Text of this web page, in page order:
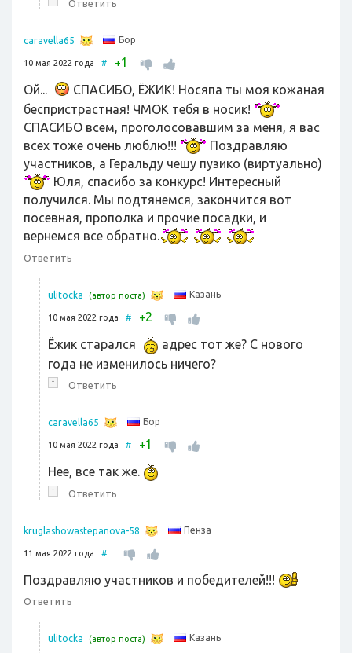
Ответить
caravella65 Бор
10 мая 2022 года # +1
Ой...
СПАСИБО, ЁЖИК! Носяпа ты моя кожаная
беспристрастная! ЧМОК тебя в носик!
СПАСИБО всем, проголосовавшим за меня, я вас
всех тоже очень люблю!!!
Поздравляю
участников, а Геральду чешу пузико (виртуально)
Юля, спасибо за конкурс! Интересный
получился. Мы подтянемся, закончится вот
посевная, прополка и прочие посадки, и
вернемся все обратно.
Ответить
ulitocka (автор поста) Казань
10 мая 2022 года # +2
Ёжик старался
адрес тот же? С нового
года не изменилось ничего?
↑ Ответить
caravella65 Бор
10 мая 2022 года # +1
Нее, все так же.
↑ Ответить
kruglashowastepanova-58 Пенза
11 мая 2022 года #
Поздравляю участников и победителей!!!
Ответить
ulitocka (автор поста) Казань